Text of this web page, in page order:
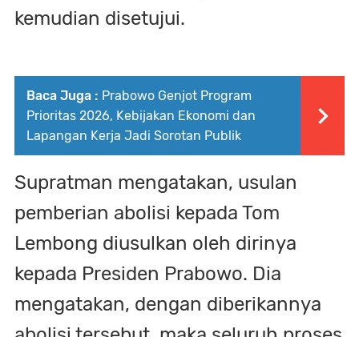
kemudian disetujui.
Baca Juga : Prabowo Genjot Program
Prioritas 2026, Kebijakan Ekonomi dan
Lapangan Kerja Jadi Sorotan Publik
Supratman mengatakan, usulan
pemberian abolisi kepada Tom
Lembong diusulkan oleh dirinya
kepada Presiden Prabowo. Dia
mengatakan, dengan diberikannya